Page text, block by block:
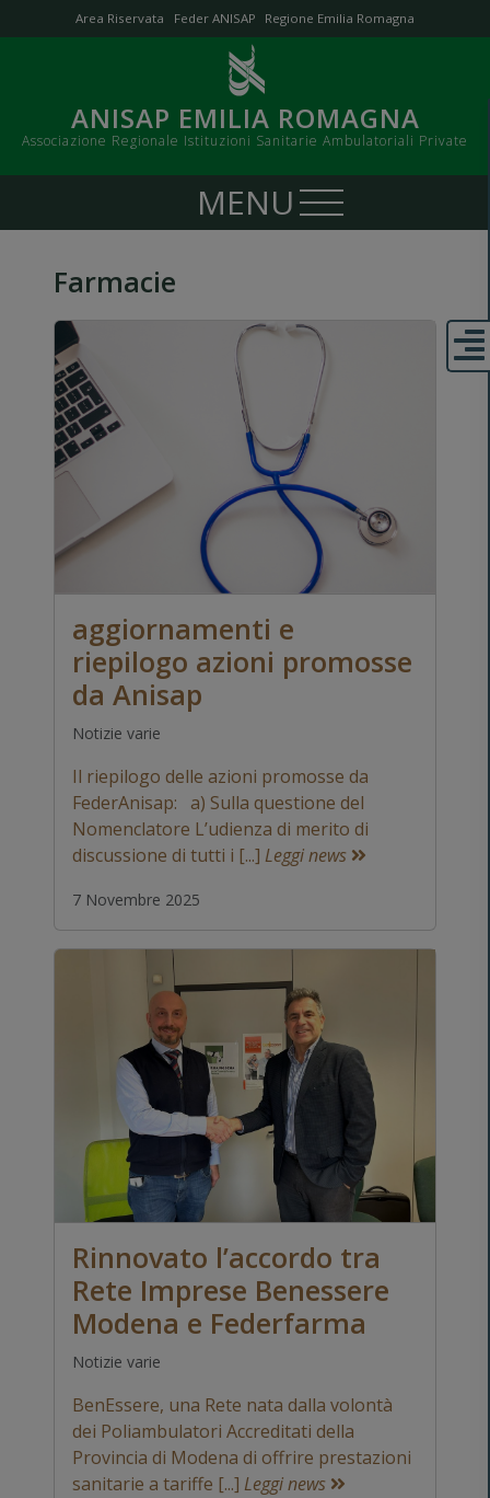
ANISAP EMILIA ROMAGNA
Associazione Regionale Istituzioni Sanitarie Ambulatoriali Private
Area Riservata Feder ANISAP Regione Emilia Romagna
Farmacie
aggiornamenti e
riepilogo azioni promosse
da Anisap
Notizie varie
Il riepilogo delle azioni promosse da
FederAnisap: a) Sulla questione del
Nomenclatore L’udienza di merito di
discussione di tutti i [...] Leggi news
7 Novembre 2025
Rinnovato l’accordo tra
Rete Imprese Benessere
Modena e Federfarma
Notizie varie
BenEssere, una Rete nata dalla volontà
dei Poliambulatori Accreditati della
Provincia di Modena di offrire prestazioni
sanitarie a tariffe [...] Leggi news